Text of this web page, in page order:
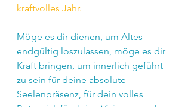
kraftvolles Jahr.
Möge es dir dienen, um Altes
endgültig loszulassen, möge es dir
Kraft bringen, um innerlich geführt
zu sein für deine absolute
Seelenpräsenz, für dein volles